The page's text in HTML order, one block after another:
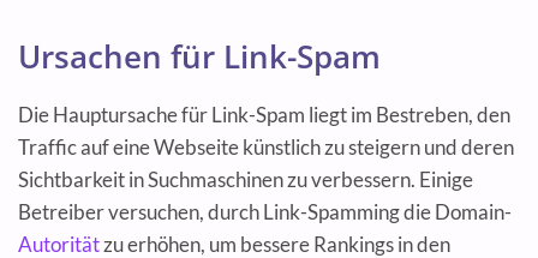
Ursachen für Link-Spam
Die Hauptursache für Link-Spam liegt im Bestreben, den
Traffic auf eine Webseite künstlich zu steigern und deren
Sichtbarkeit in Suchmaschinen zu verbessern. Einige
Betreiber versuchen, durch Link-Spamming die Domain-
Autoritätzu erhöhen, um bessere Rankings in den